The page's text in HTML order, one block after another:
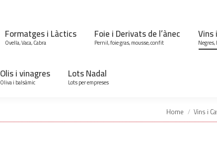
Formatges i Làctics
Ovella, Vaca, Cabra
Foie i Derivats de l’ànec
Pernil, foie gras, mousse, confit
Vins
Olis i vinagres
Oliva i balsàmic
Lots Nadal
Lots per empreses
You are here:
Home Vins i